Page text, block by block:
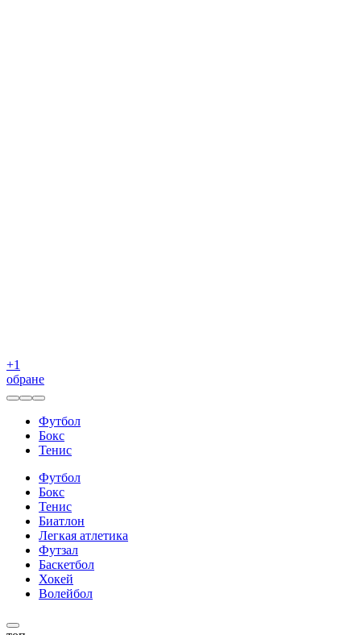
+1
обране
Футбол
Бокс
Тенис
Футбол
Бокс
Тенис
Биатлон
Легкая атлетика
Футзал
Баскетбол
Хокей
Волейбол